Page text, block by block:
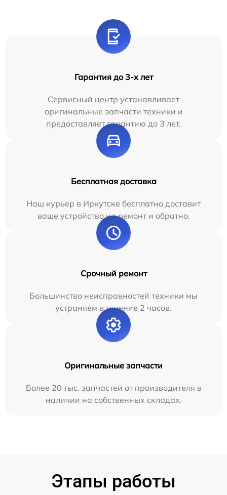
Гарантия до 3-х лет
Сервисный центр устанавливает
оригинальные запчасти техники и
предоставляет гарантию до 3 лет.
Бесплатная доставка
Наш курьер в Иркутске бесплатно доставит
ваше устройство на ремонт и обратно.
Срочный ремонт
Большинство неисправностей техники мы
устраняем в течение 2 часов.
Оригинальные запчасти
Более 20 тыс. запчастей от производителя в
наличии на собственных складах.
Этапы работы